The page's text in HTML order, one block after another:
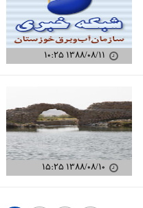
۱۳۸۸/۰۸/۱۱ ۱۰:۲۵
۱۳۸۸/۰۸/۱۰ ۱۵:۲۵